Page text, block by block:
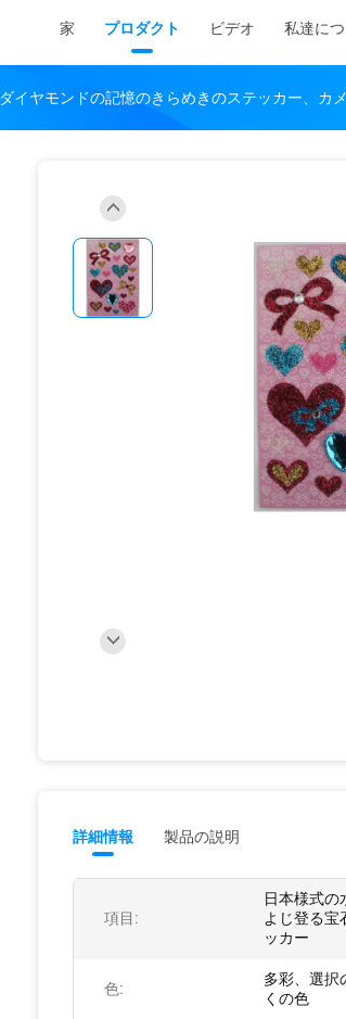
家 プロダクト ビデオ 私達に
ダイヤモンドの記憶のきらめきのステッカー、カ
詳細情報 製品の説明
項目:
日本様式の
よじ登る宝
ッカー
色:
多彩、選択
くの色